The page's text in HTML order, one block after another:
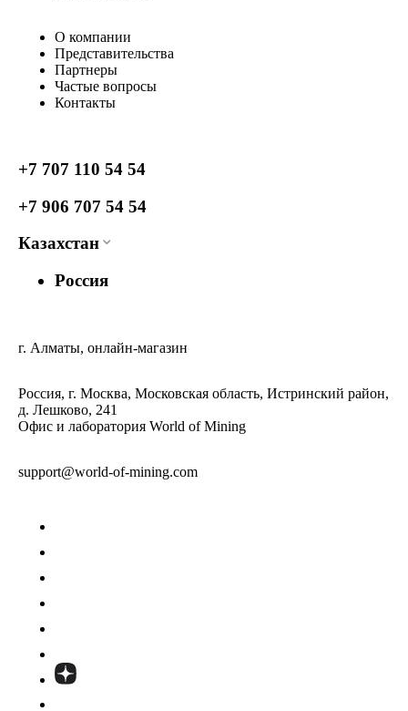
О компании
Представительства
Партнеры
Частые вопросы
Контакты
+7 707 110 54 54
+7 906 707 54 54
Казахстан
Россия
г. Алматы, онлайн-магазин
Россия, г. Москва, Московская область, Истринский район,
д. Лешково, 241
Офис и лаборатория World of Mining
support@world-of-mining.com